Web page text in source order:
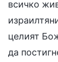
всичко
целият
да